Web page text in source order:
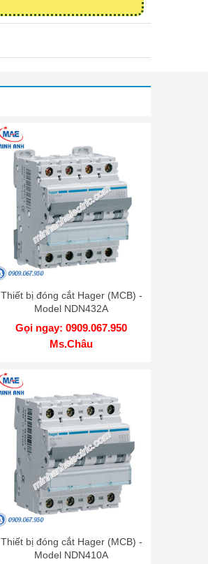
Thiết bị đóng cắt Hager (MCB) -
Model NDN432A
Gọi ngay: 0909.067.950
Ms.Châu
Thiết bị đóng cắt Hager (MCB) -
Model NDN410A